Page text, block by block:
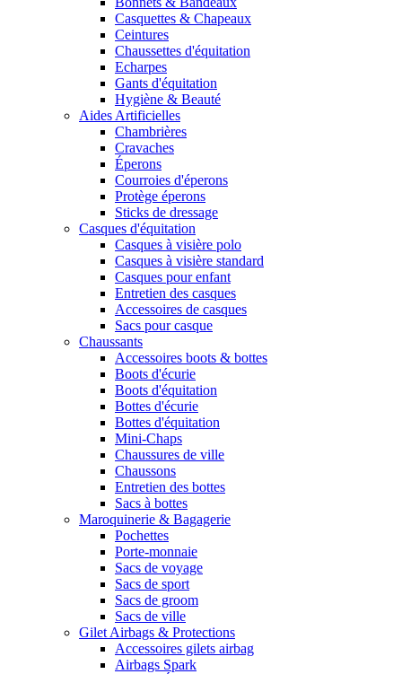
Casquettes & Chapeaux
Ceintures
Chaussettes d'équitation
Echarpes
Gants d'équitation
Hygiène & Beauté
Aides Artificielles
Chambrières
Cravaches
Éperons
Courroies d'éperons
Protège éperons
Sticks de dressage
Casques d'équitation
Casques à visière polo
Casques à visière standard
Casques pour enfant
Entretien des casques
Accessoires de casques
Sacs pour casque
Chaussants
Accessoires boots & bottes
Boots d'écurie
Boots d'équitation
Bottes d'écurie
Bottes d'équitation
Mini-Chaps
Chaussures de ville
Chaussons
Entretien des bottes
Sacs à bottes
Maroquinerie & Bagagerie
Pochettes
Porte-monnaie
Sacs de voyage
Sacs de sport
Sacs de groom
Sacs de ville
Gilet Airbags & Protections
Accessoires gilets airbag
Airbags Spark